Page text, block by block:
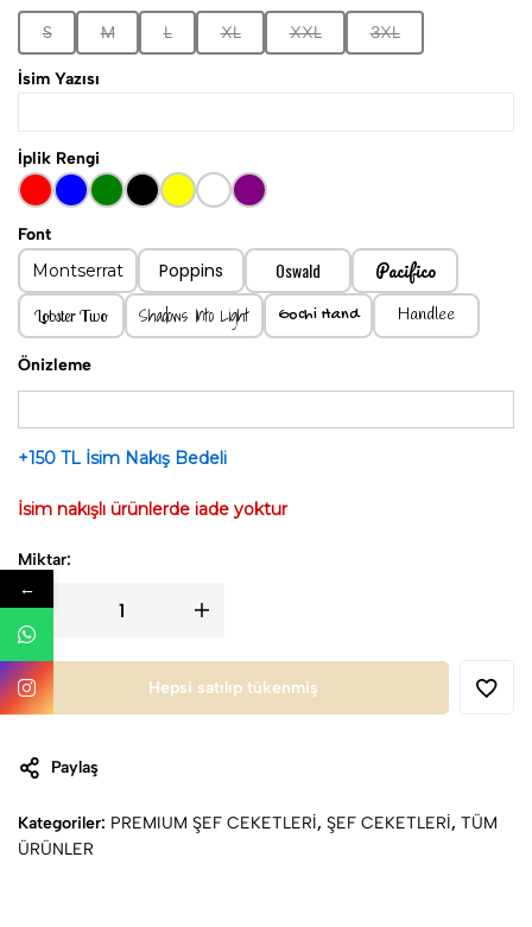
30-40 ° C’de yıkanmalıdır.
Ağartıcı kullanılmaz.
S M L XL XXL 3XL
İsim Yazısı
İplik Rengi
Font
Montserrat Poppins Oswald Pacifico
Lobster Two Shadows Into Light Gochi Hand Handlee
Önizleme
+150 TL İsim Nakış Bedeli
İsim nakışlı ürünlerde iade yoktur
Miktar:
Hepsi satılıp tükenmiş
Paylaş
Kategoriler: PREMIUM ŞEF CEKETLERİ, ŞEF CEKETLERİ, TÜM
ÜRÜNLER
←